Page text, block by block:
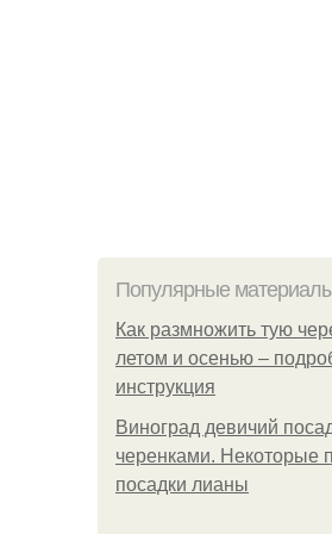
Популярные
Как размножить тую
летом и осенью –
инструкция
Виноград девичий
черенками. Некоторые
посадки лианы